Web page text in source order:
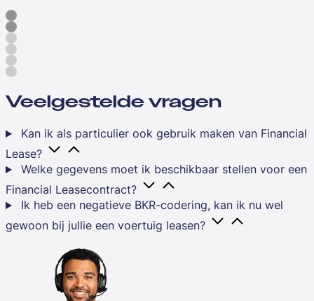
Veelgestelde vragen
Kan ik als particulier ook gebruik maken van Financial
Lease?
Welke gegevens moet ik beschikbaar stellen voor een
Financial Leasecontract?
Ik heb een negatieve BKR-codering, kan ik nu wel
gewoon bij jullie een voertuig leasen?